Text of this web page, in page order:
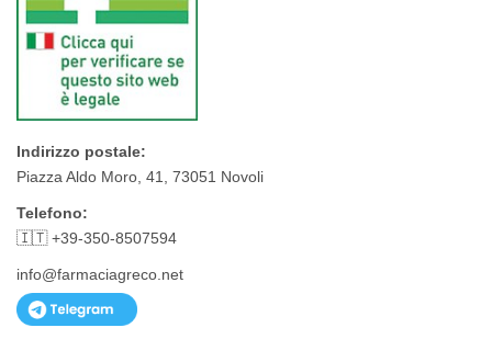
Indirizzo postale:
Piazza Aldo Moro, 41, 73051 Novoli
Telefono:
🇮🇹 +39-350-8507594
info@farmaciagreco.net